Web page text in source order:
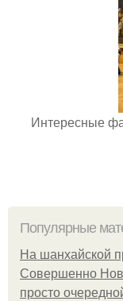
Интересные
Популярные
На шанхайской
Совершенно
просто